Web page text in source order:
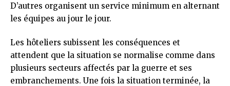
D’autres organisent un service minimum en alternant
les équipes au jour le jour.
Les hôteliers subissent les conséquences et
attendent que la situation se normalise comme dans
plusieurs secteurs affectés par la guerre et ses
embranchements. Une fois la situation terminée, la